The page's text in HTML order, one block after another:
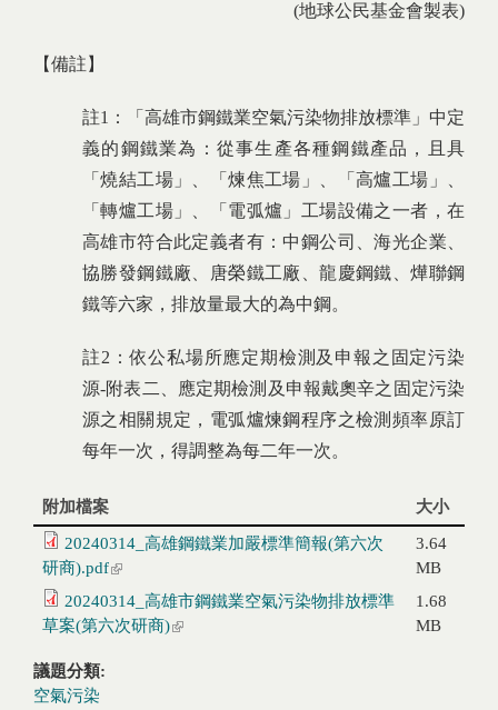
(地球公民基金會製表)
【備註】
註1：「高雄市鋼鐵業空氣污染物排放標準」中定
義的鋼鐵業為：從事生產各種鋼鐵產品，且具
「燒結工場」、「煉焦工場」、「高爐工場」、
「轉爐工場」、「電弧爐」工場設備之一者，在
高雄市符合此定義者有：中鋼公司、海光企業、
協勝發鋼鐵廠、唐榮鐵工廠、龍慶鋼鐵、燁聯鋼
鐵等六家，排放量最大的為中鋼。
註2：依公私場所應定期檢測及申報之固定污染
源-附表二、應定期檢測及申報戴奧辛之固定污染
源之相關規定，電弧爐煉鋼程序之檢測頻率原訂
每年一次，得調整為每二年一次。
附加檔案 大小
20240314_高雄鋼鐵業加嚴標準簡報(第六次
研商).pdf(link is external)
3.64
MB
20240314_高雄市鋼鐵業空氣污染物排放標準
草案(第六次研商)(link is external)
1.68
MB
議題分類:
空氣污染